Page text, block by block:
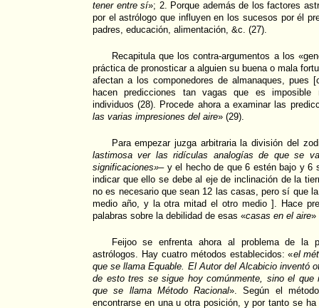
tener entre sí»; 2. Porque además de los factores
por el astrólogo que influyen en los sucesos por él
padres, educación, alimentación, &c. (27).
Recapitula que los contra-argumentos a los
práctica de pronosticar a alguien su buena o mala
afectan a los componedores de almanaques, pues
hacen predicciones tan vagas que es
individuos (28). Procede ahora a examinar las
las varias impresiones del aire» (29).
Para empezar juzga arbitraria la división del
lastimosa ver las ridículas analogías de que se
significaciones»–y el hecho de que 6 estén bajo y 6
indicar que ello se debe al eje de inclinación de la
no es necesario que sean 12 las casas, pero sí que
medio año, y la otra mitad el otro medio ]. Hace
palabras sobre la debilidad de esas «casas en el aire»
Feijoo se enfrenta ahora al problema de la
astrólogos. Hay cuatro métodos establecidos: «el
que se llama Equable. El Autor del Alcabicio inventó
de esto tres se sigue hoy comúnmente, sino el que
que se llama Método Racional». Según el
encontrarse en una u otra posición, y por tanto se